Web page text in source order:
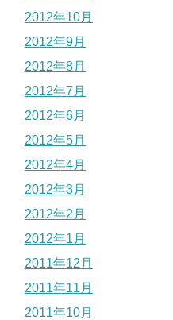
2012年10月
2012年9月
2012年8月
2012年7月
2012年6月
2012年5月
2012年4月
2012年3月
2012年2月
2012年1月
2011年12月
2011年11月
2011年10月